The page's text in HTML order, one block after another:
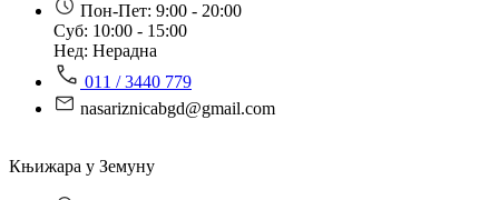
Пон-Пет: 9:00 - 20:00
Суб: 10:00 - 15:00
Нед: Нерадна
011 / 3440 779
nasariznicabgd@gmail.com
Књижара у Земуну